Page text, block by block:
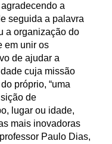
a
seguida a palavra
a organização do
em unir os
de ajudar a
cuja missão
próprio, “uma
de
lugar ou idade,
mais inovadoras
Paulo Dias,